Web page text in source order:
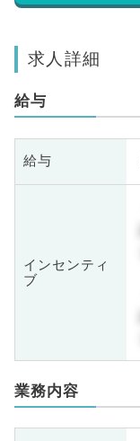
求人詳細
給与
給与
インセンティ
ブ
業務内容